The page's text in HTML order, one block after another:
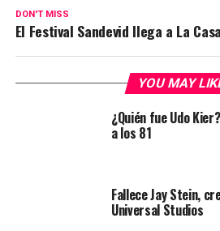
DON'T MISS
El Festival Sandevid llega a La
YOU MAY
¿Quién fue Udo
a los 81
Fallece Jay Stein,
Universal Studios